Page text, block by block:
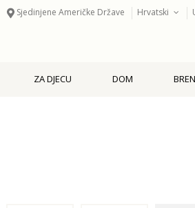
Sjedinjene Američke Države Hrvatski
ZA DJECU DOM